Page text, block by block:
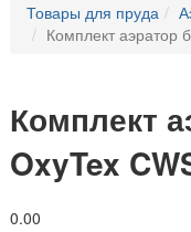
Товары для пруда
Комплект аэратор
Комплект
OxyTex
0.00